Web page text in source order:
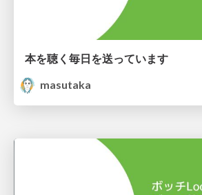
本を聴く毎日を送っています
masutaka